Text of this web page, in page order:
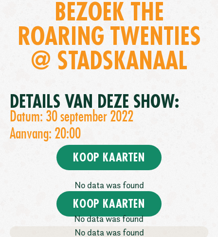
BEZOEK THE
ROARING TWENTIES
@ STADSKANAAL
DETAILS VAN DEZE SHOW:
Datum: 30 september 2022
Aanvang: 20:00
KOOP KAARTEN
No data was found
KOOP KAARTEN
No data was found
No data was found